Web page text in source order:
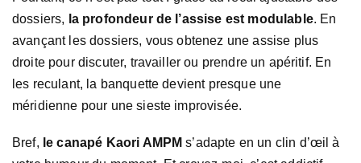
dossiers, la profondeur de l’assise est modulable. En
avançant les dossiers, vous obtenez une assise plus
droite pour discuter, travailler ou prendre un apéritif. En
les reculant, la banquette devient presque une
méridienne pour une sieste improvisée.
Bref, le canapé Kaori AMPM s’adapte en un clin d’œil à